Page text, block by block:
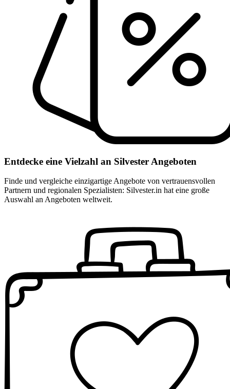
Entdecke eine Vielzahl an Silvester Angeboten
Finde und vergleiche einzigartige Angebote von vertrauensvollen
Partnern und regionalen Spezialisten: Silvester.in hat eine große
Auswahl an Angeboten weltweit.